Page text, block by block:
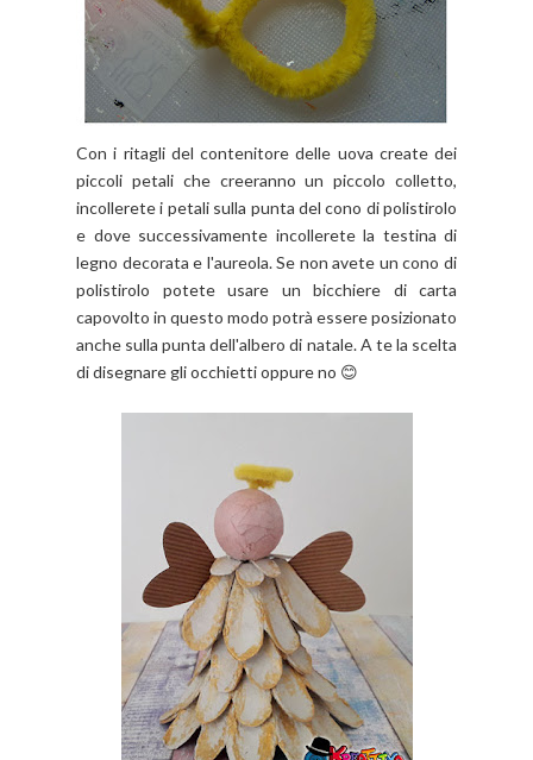
Con i ritagli del contenitore delle uova create dei
piccoli petali che creeranno un piccolo colletto,
incollerete i petali sulla punta del cono di polistirolo
e dove successivamente incollerete la testina di
legno decorata e l'aureola. Se non avete un cono di
polistirolo potete usare un bicchiere di carta
capovolto in questo modo potrà essere posizionato
anche sulla punta dell'albero di natale. A te la scelta
di disegnare gli occhietti oppure no 😊